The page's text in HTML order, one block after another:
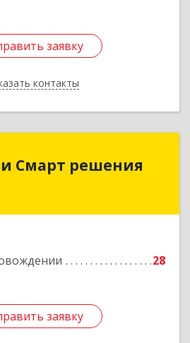
заявку
контакты
заявку
Назад
Смарт решения
28
заявку
Смарт решения
обл, Каменск-Шахтинский г,
заявку